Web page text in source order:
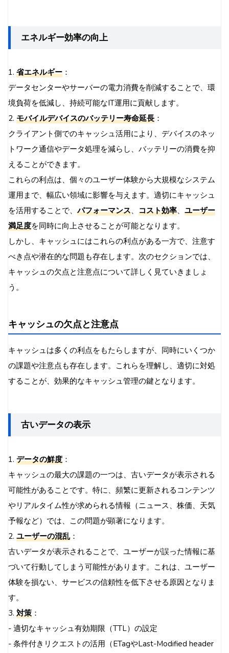
エネルギー効率の向上
1. 省エネルギー ：
データセンターやサーバーの電力消費を削減することで、環
境負荷を低減し、持続可能なIT運用に貢献します。
2. モバイルデバイスのバッテリー寿命延長 ：
クライアント側でのキャッシュ活用により、デバイスのネッ
トワーク通信やデータ処理を減らし、バッテリーの消費を抑
えることができます。
これらの利点は、個々のユーザー体験から大規模なシステム
運用まで、幅広い領域に影響を与えます。適切にキャッシュ
を活用することで、パフォーマンス、 コスト効率、 ユーザー
満足度を同時に向上させることが可能となります。
しかし、キャッシュにはこれらの利点がある一方で、注意す
べき点や潜在的な問題も存在します。次のセクションでは、
キャッシュの欠点と注意点について詳しく見ていきましょ
う。
キャッシュの欠点と注意点
キャッシュは多くの利点をもたらしますが、同時にいくつか
の課題や注意点も存在します。これらを理解し、適切に対処
することが、効果的なキャッシュ管理の鍵となります。
古いデータの表示
1. データの鮮度 ：
キャッシュの最大の課題の一つは、古いデータが表示される
可能性があることです。特に、頻繁に更新されるコンテンツ
やリアルタイム性が求められる情報（ニュース、株価、天気
予報など）では、この問題が顕著になります。
2. ユーザーの混乱 ：
古いデータが表示されることで、ユーザーが誤った情報に基
づいて行動してしまう可能性があります。これは、ユーザー
体験を損ない、サービスの信頼性を低下させる原因となりま
す。
3. 対策 ：
- 適切なキャッシュ有効期限（TTL）の設定
- 条件付きリクエストの活用（ETagやLast-Modified header